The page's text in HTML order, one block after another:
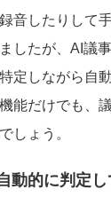
音したりして
したが、AI議
定しながら自
能だけでも、
しょう。
動的に判定